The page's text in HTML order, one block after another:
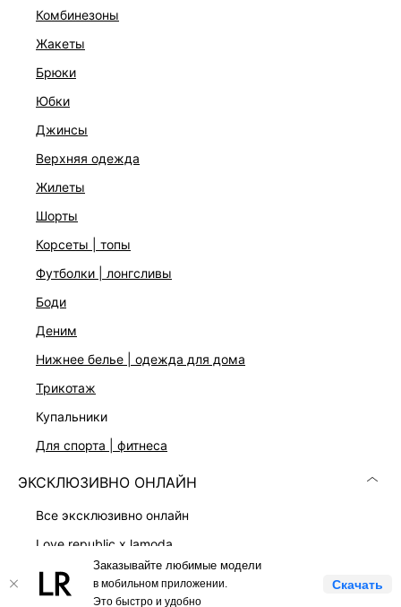
Заказывайте любимые модели
в мобильном приложении.
Это быстро и удобно
Скачать
комбинезоны
жакеты
брюки
юбки
джинсы
верхняя одежда
жилеты
шорты
корсеты | топы
футболки | лонгсливы
боди
деним
нижнее белье | одежда для дома
трикотаж
купальники
для спорта | фитнеса
ЭКСКЛЮЗИВНО ОНЛАЙН
все эксклюзивно онлайн
love republic x lamoda
платья
костюмы
ВЯЗАНЫЙ ТОП С ХЛОПКОМ
ЭКСКЛЮЗИВНО ОНЛАЙН
Скачать
в AppStore
ЛИЧНЫЙ КАБИНЕТ
LOVE REPUBLIC © 2009 - 2026